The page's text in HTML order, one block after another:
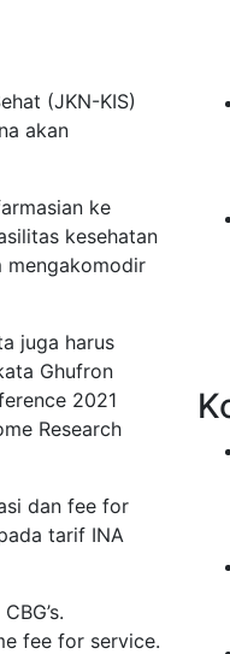
(JKN-KIS)
akan
ke
kesehatan
mengakomodir
juga harus
Ghufron
2021
Research
dan fee for
tarif INA
fee for service.